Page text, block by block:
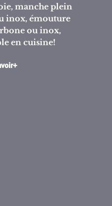
manche plein
inox, émouture
ou inox,
en cuisine!